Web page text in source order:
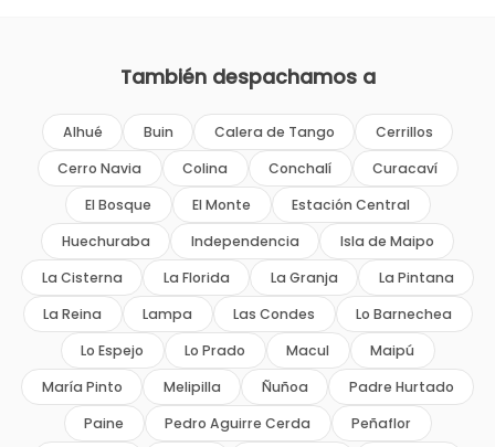
También despachamos a
Alhué Buin Calera de Tango
Cerrillos
Cerro Navia
Colina Conchalí
Curacaví
El Bosque
El Monte
Estación Central
Huechuraba
Independencia
Isla de Maipo
La Cisterna
La Florida La Granja
La Pintana
La Reina
Lampa Las Condes
Lo Barnechea
Lo Espejo
Lo Prado Macul
Maipú
María Pinto
Melipilla Ñuñoa
Padre Hurtado
Paine
Pedro Aguirre Cerda Peñaflor